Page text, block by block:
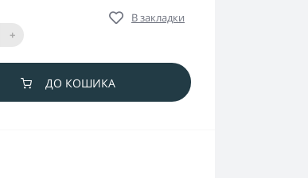
+
В закладки
ДО КОШИКА